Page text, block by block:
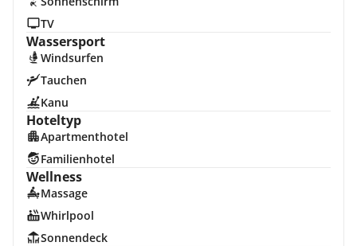
TV
Wassersport
Windsurfen
Tauchen
Kanu
Hoteltyp
Apartmenthotel
Familienhotel
Wellness
Massage
Whirlpool
Sonnendeck